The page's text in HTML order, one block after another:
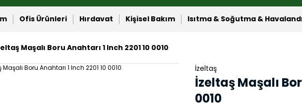
Ofis Ürünleri Hırdavat Kişisel Bakım Isıtma & Soğutma &
Maşalı Boru Anahtarı 1 Inch 2201 10 0010
İzeltaş
İzeltaş Maşalı
0010